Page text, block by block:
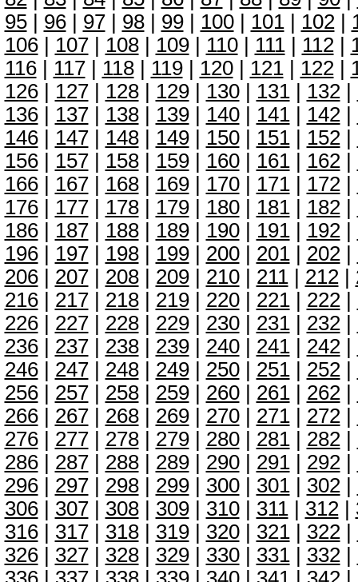
95| 96| 97| 98| 99| 100| 101| 102|
106| 107| 108| 109| 110| 111| 112|
116| 117| 118| 119| 120| 121| 122|
126| 127| 128| 129| 130| 131| 132|
136| 137| 138| 139| 140| 141| 142|
146| 147| 148| 149| 150| 151| 152|
156| 157| 158| 159| 160| 161| 162|
166| 167| 168| 169| 170| 171| 172|
176| 177| 178| 179| 180| 181| 182|
186| 187| 188| 189| 190| 191| 192|
196| 197| 198| 199| 200| 201| 202|
206| 207| 208| 209| 210| 211| 212|
216| 217| 218| 219| 220| 221| 222|
226| 227| 228| 229| 230| 231| 232|
236| 237| 238| 239| 240| 241| 242|
246| 247| 248| 249| 250| 251| 252|
256| 257| 258| 259| 260| 261| 262|
266| 267| 268| 269| 270| 271| 272|
276| 277| 278| 279| 280| 281| 282|
286| 287| 288| 289| 290| 291| 292|
296| 297| 298| 299| 300| 301| 302|
306| 307| 308| 309| 310| 311| 312|
316| 317| 318| 319| 320| 321| 322|
326| 327| 328| 329| 330| 331| 332|